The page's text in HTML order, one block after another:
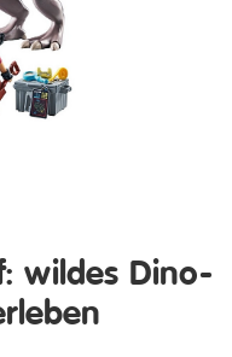
wildes Dino-